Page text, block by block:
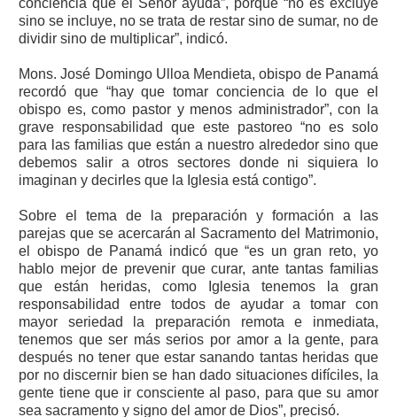
sino se incluye, no se trata de restar sino de sumar, no de
dividir sino de multiplicar”, indicó.
Mons. José Domingo Ulloa Mendieta, obispo de Panamá
recordó que “hay que tomar conciencia de lo que el
obispo es, como pastor y menos administrador”, con la
grave responsabilidad que este pastoreo “no es solo
para las familias que están a nuestro alrededor sino que
debemos salir a otros sectores donde ni siquiera lo
imaginan y decirles que la Iglesia está contigo”.
Sobre el tema de la preparación y formación a las
parejas que se acercarán al Sacramento del Matrimonio,
el obispo de Panamá indicó que “es un gran reto, yo
hablo mejor de prevenir que curar, ante tantas familias
que están heridas, como Iglesia tenemos la gran
responsabilidad entre todos de ayudar a tomar con
mayor seriedad la preparación remota e inmediata,
tenemos que ser más serios por amor a la gente, para
después no tener que estar sanando tantas heridas que
por no discernir bien se han dado situaciones difíciles, la
gente tiene que ir consciente al paso, para que su amor
sea sacramento y signo del amor de Dios”, precisó.